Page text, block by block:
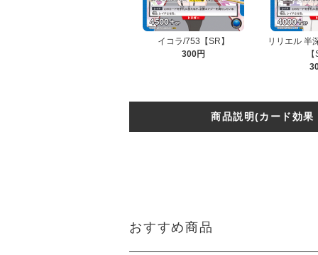
イコラ/753【SR】
300円
リリエル 半
商品説明(カード効果
おすすめ商品